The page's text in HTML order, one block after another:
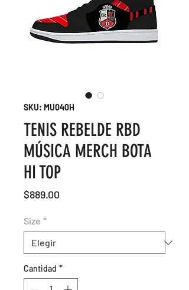
SKU: MU040H
TENIS REBELDE RBD
MÚSICA MERCH BOTA
HI TOP
$889.00
Size *
Cantidad *